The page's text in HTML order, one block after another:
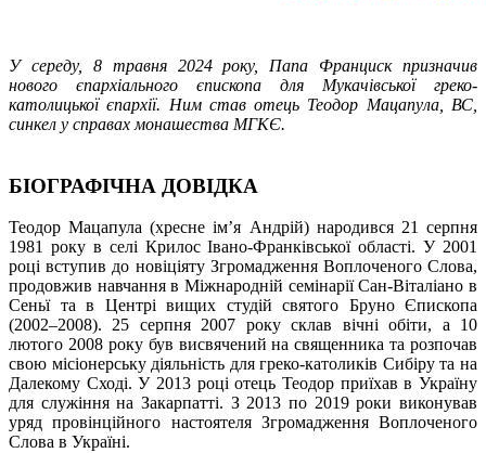
У середу, 8 травня 2024 року, Папа Франциск призначив
нового єпархіального єпископа для Мукачівської греко-
католицької єпархії. Ним став отець Теодор Мацапула, ВС,
синкел у справах монашества МГКЄ.
БІОГРАФІЧНА ДОВІДКА
Теодор Мацапула (хресне ім’я Андрій) народився 21 серпня
1981 року в селі Крилос Івано-Франківської області. У 2001
році вступив до новіціяту Згромадження Воплоченого Слова,
продовжив навчання в Міжнародній семінарії Сан-Віталіано в
Сеньї та в Центрі вищих студій святого Бруно Єпископа
(2002–2008). 25 серпня 2007 року склав вічні обіти, а 10
лютого 2008 року був висвячений на священника та розпочав
свою місіонерську діяльність для греко-католиків Сибіру та на
Далекому Сході. У 2013 році отець Теодор приїхав в Україну
для служіння на Закарпатті. З 2013 по 2019 роки виконував
уряд провінційного настоятеля Згромадження Воплоченого
Слова в Україні.